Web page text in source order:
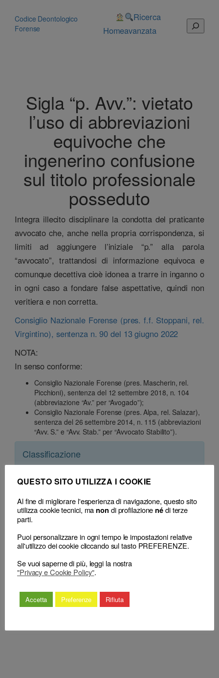
contenuto
Codice Deontologico
Forense
Home
Ricerca
avanzata
Cerca
Sigla “p. Avv.”: vietato
l’uso di abbreviazioni
equivoche che
ingenerino confusione
sul titolo professionale
posseduto
Integra illecito disciplinare la condotta del praticante
avvocato che, anche nella propria corrispondenza, si
limiti ad aggiungere l’iniziale “p.” alla parola
“avvocato”, trattandosi di informazione equivoca e
comunque decettiva cioè idonea a trarre in inganno o
in ogni caso a fondare false aspettative, quindi non
veritiera e non corretta.
Consiglio Nazionale Forense (pres. f.f. Stoppani, rel.
Virgintino), sentenza n. 90 del 13 giugno 2022
NOTA:
In senso conforme:
Consiglio Nazionale Forense (pres. Mascherin, rel.
Picchioni), sentenza del 12 settembre 2018, n. 104
(abbreviazione “Av.” per “Avogado”);
Consiglio Nazionale Forense (pres. Alpa, rel. Salazar),
sentenza del 26 settembre 2014, n. 115 (abbreviazioni
“Avv. S.” e “Avv. Stab.” per “Avvocato Stabilito”).
Classificazione
– Decisione:Consiglio Nazionale Forense, sentenza n. 90 del 13 Giugno
– Consiglio territoriale:CDD Napoli, delibera n. 63 del 26 Maggio 2021
← I criteri per la
della sanzione disciplinare:
aggravanti e attenuanti
legale” nella propria carta
intestata
QUESTO SITO UTILIZZA I COOKIE
Al fine di migliorare l'esperienza di navigazione, questo sito
utilizza cookie tecnici, ma non di profilazione nédi terze
parti.
Puoi personalizzare in ogni tempo le impostazioni relative
all'utilizzo dei cookie cliccando sul tasto PREFERENZE.
Se vuoi saperne di più, leggi la nostra
"Privacy e Cookie Policy".
Accetta Preferenze Rifiuta